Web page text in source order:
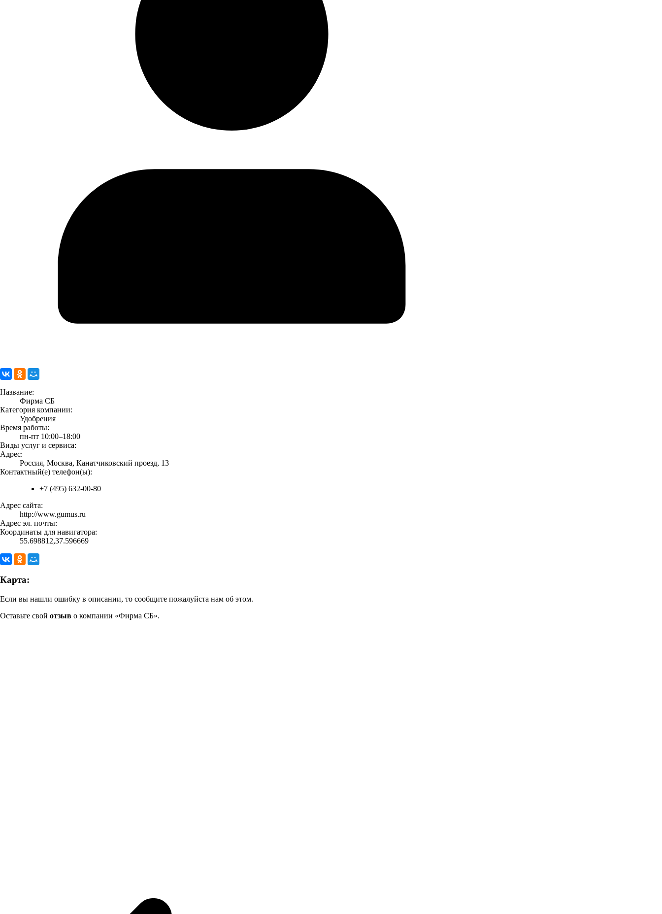
Название:
Фирма СБ
Категория компании:
Удобрения
Время работы:
пн-пт 10:00–18:00
Виды услуг и сервиса:
Адрес:
Россия, Москва, Канатчиковский проезд, 13
Контактный(е) телефон(ы):
+7 (495) 632-00-80
Адрес сайта:
http://www.gumus.ru
Адрес эл. почты:
Координаты для навигатора:
55.698812,37.596669
Карта:
Если вы нашли ошибку в описании, то сообщите пожалуйста нам об этом.
Оставьте свой отзыв о компании «Фирма СБ».